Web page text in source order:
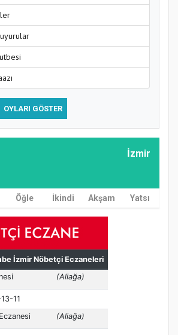
ABULSELAM ÖZDERE’YE ZİYARET
OYLARI GÖSTER
İzmir
Öğle İkindi Akşam Yatsı